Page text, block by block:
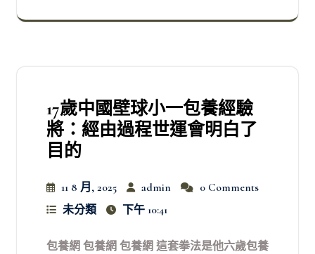
17歲中國壁球小一包養經驗
將：經由過程世運會明白了
目的
11 8 月, 2025 admin
0 Comments
未分類
下午 10:41
包養網 包養網 包養網 這套拳法是他六歲包養